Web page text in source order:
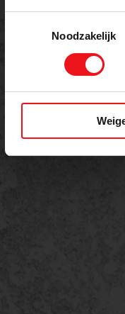
Noodzakelijk